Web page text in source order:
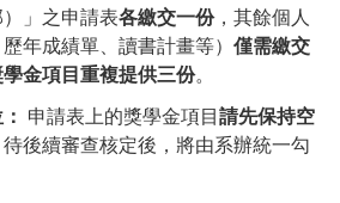
」之申請表各繳交一份，其餘個人
年成績單、讀書計畫等） 僅需繳交
金項目重複提供三份。
申請表上的獎學金項目 請先保持空
待後續審查核定後，將由系辦統一勾